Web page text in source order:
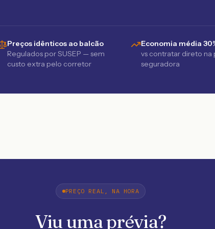
Preços idênticos ao balcão
Regulados por SUSEP — sem
custo extra pelo corretor
Economia média
vs contratar direto na
seguradora
PREÇO REAL, NA HORA
Viu uma prévia?